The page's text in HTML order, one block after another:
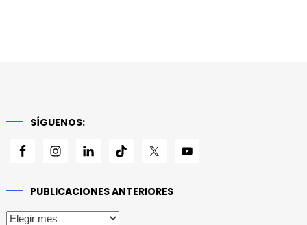
SÍGUENOS:
PUBLICACIONES ANTERIORES
Publicaciones